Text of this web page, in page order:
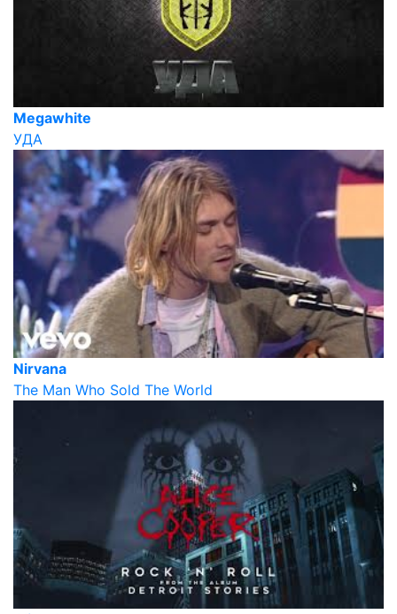
Megawhite
УДА
Nirvana
The Man Who Sold The World